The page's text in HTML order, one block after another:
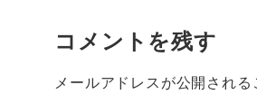
コメントを残す
メールアドレスが公開される